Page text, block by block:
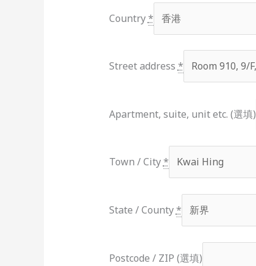
Country*
Street address *
Apartment, suite, unit etc. (選填)
Town / City*
State / County*
Postcode / ZIP (選填)